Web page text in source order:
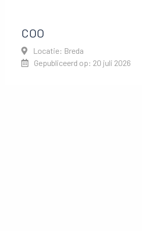
COO
Locatie: Breda
Gepubliceerd op: 20 juli 2026